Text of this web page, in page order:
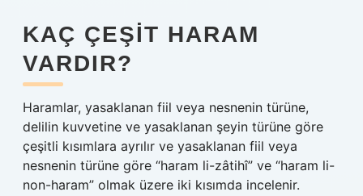
KAÇ ÇEŞIT HARAM
VARDIR?
Haramlar, yasaklanan fiil veya nesnenin türüne,
delilin kuvvetine ve yasaklanan şeyin türüne göre
çeşitli kısımlara ayrılır ve yasaklanan fiil veya
nesnenin türüne göre “haram li-zâtihî” ve “haram li-
non-haram” olmak üzere iki kısımda incelenir.